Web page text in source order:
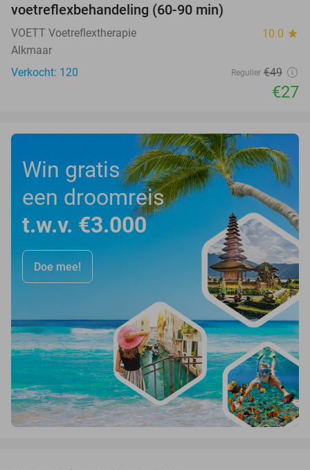
OUT
voetreflexbehandeling (60-90 min)
VOETT Voetreflextherapie 10.0 star
Alkmaar
Verkocht: 120
Regulier €49
€27
Win gratis
een droomreis
t.w.v. €3.000
Doe mee!